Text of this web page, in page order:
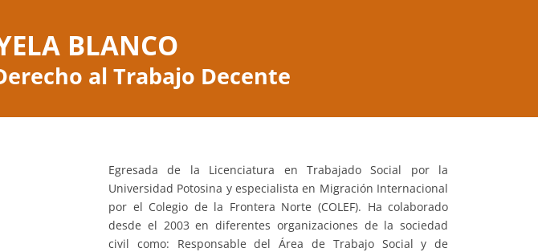
BLANCO
al Trabajo Decente
Egresada de la Licenciatura en Trabajado Social por la
Universidad Potosina y especialista en Migración Internacional
por el Colegio de la Frontera Norte (COLEF). Ha colaborado
desde el 2003 en diferentes organizaciones de la sociedad
civil como: Responsable del Área de Trabajo Social y de